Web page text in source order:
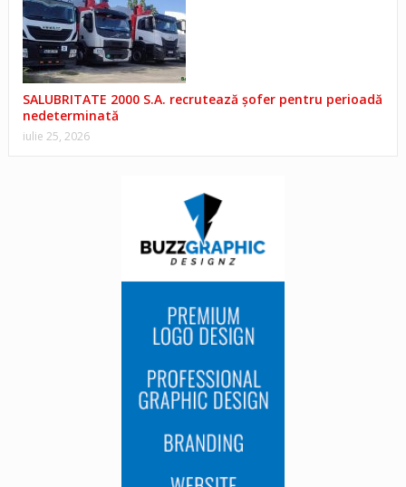
SALUBRITATE 2000 S.A. recrutează șofer pentru perioadă
nedeterminată
iulie 25, 2026